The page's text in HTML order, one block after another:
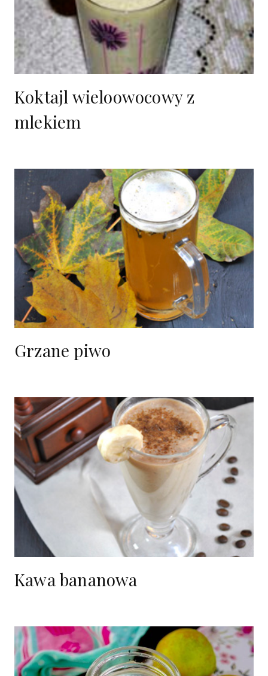
Koktajl wieloowocowy z
mlekiem
Grzane piwo
Kawa bananowa